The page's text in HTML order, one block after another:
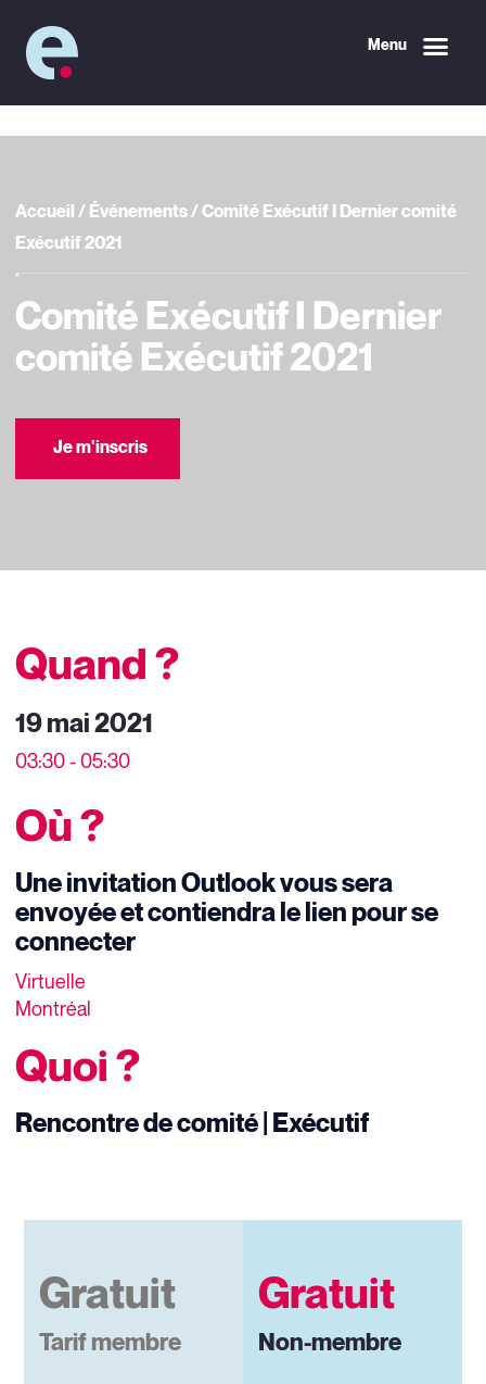
Menu
Accueil / Événements/ Comité Exécutif I Dernier comité
Exécutif 2021
Comité Exécutif I Dernier
comité Exécutif 2021
Je m'inscris
Quand ?
19 mai 2021
03:30 - 05:30
Où ?
Une invitation Outlook vous sera
envoyée et contiendra le lien pour se
connecter
Virtuelle
Montréal
Quoi ?
Rencontre de comité | Exécutif
Gratuit
Tarif membre
Gratuit
Non-membre